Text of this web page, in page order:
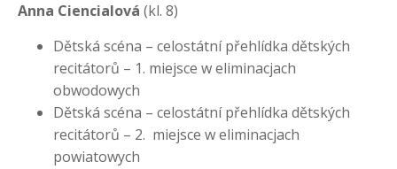
Anna Ciencialová (kl. 8)
Dětská scéna – celostátní přehlídka dětských
recitátorů – 1. miejsce w eliminacjach
obwodowych
Dětská scéna – celostátní přehlídka dětských
recitátorů – 2. miejsce w eliminacjach
powiatowych